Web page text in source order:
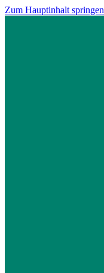
Zum Hauptinhalt springen